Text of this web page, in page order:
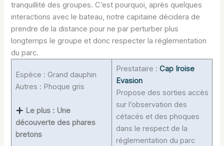
tranquillité des groupes. C’est pourquoi, après quelques
interactions avec le bateau, notre capitaine décidera de
prendre de la distance pour ne par perturber plus
longtemps le groupe et donc respecter la réglementation
du parc.
Espèce : Grand dauphin
Autres : Phoque gris
Le plus : Une
découverte des phares
bretons
Prestataire : Cap Iroise
Evasion
Propose des sorties accès
sur l’observation des
cétacés et des phoques
dans le respect de la
réglementation du parc